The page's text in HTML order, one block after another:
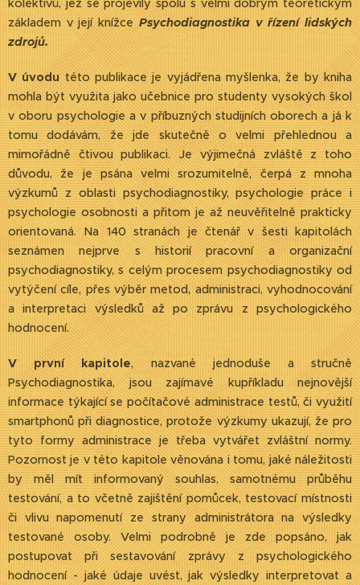
kolektivů, jež se projevily spolu s velmi dobrým teoretickým
základem v její knížcePsychodiagnostika v řízení lidských
zdrojů.
V úvodutéto publikace je vyjádřena myšlenka, že by kniha
mohla být využita jako učebnice pro studenty vysokých škol
v oboru psychologie a v příbuzných studijních oborech a já k
tomu dodávám, že jde skutečně o velmi přehlednou a
mimořádně čtivou publikaci. Je výjimečná zvláště z toho
důvodu, že je psána velmi srozumitelně, čerpá z mnoha
výzkumů z oblasti psychodiagnostiky, psychologie práce i
psychologie osobnosti a přitom je až neuvěřitelně prakticky
orientovaná. Na 140 stranách je čtenář v šesti kapitolách
seznámen nejprve s historií pracovní a organizační
psychodiagnostiky, s celým procesem psychodiagnostiky od
vytýčení cíle, přes výběr metod, administraci, vyhodnocování
a interpretaci výsledků až po zprávu z psychologického
hodnocení.
V první kapitole, nazvané jednoduše a stručně
Psychodiagnostika, jsou zajímavé kupříkladu nejnovější
informace týkající se počítačové administrace testů, či využití
smartphonů při diagnostice, protože výzkumy ukazují, že pro
tyto formy administrace je třeba vytvářet zvláštní normy.
Pozornost je v této kapitole věnována i tomu, jaké náležitosti
by měl mít informovaný souhlas, samotnému průběhu
testování, a to včetně zajištění pomůcek, testovací místnosti
či vlivu napomenutí ze strany administrátora na výsledky
testované osoby. Velmi podrobně je zde popsáno, jak
postupovat při sestavování zprávy z psychologického
hodnocení - jaké údaje uvést, jak výsledky interpretovat a